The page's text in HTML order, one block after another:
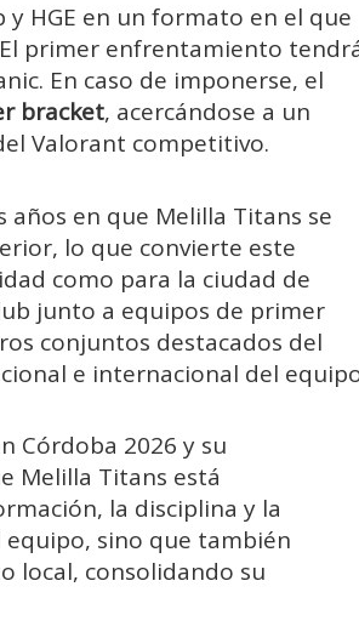
HGE en un formato en el que
primer enfrentamiento
En caso de imponerse, el
bracket, acercándose a un
Valorant competitivo.
en que Melilla Titans se
lo que convierte este
como para la ciudad de
junto a equipos de primer
conjuntos destacados del
e internacional del
Córdoba 2026 y su
Melilla Titans está
la disciplina y la
sino que también
local, consolidando su